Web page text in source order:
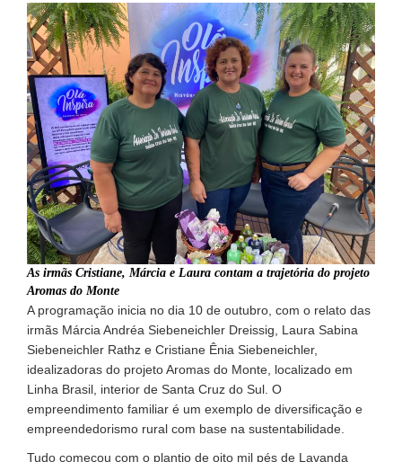
As irmãs Cristiane, Márcia e Laura contam a trajetória do projeto
Aromas do Monte
A programação inicia no dia 10 de outubro, com o relato das
irmãs Márcia Andréa Siebeneichler Dreissig, Laura Sabina
Siebeneichler Rathz e Cristiane Ênia Siebeneichler,
idealizadoras do projeto Aromas do Monte, localizado em
Linha Brasil, interior de Santa Cruz do Sul. O
empreendimento familiar é um exemplo de diversificação e
empreendedorismo rural com base na sustentabilidade.
Tudo começou com o plantio de oito mil pés de Lavanda